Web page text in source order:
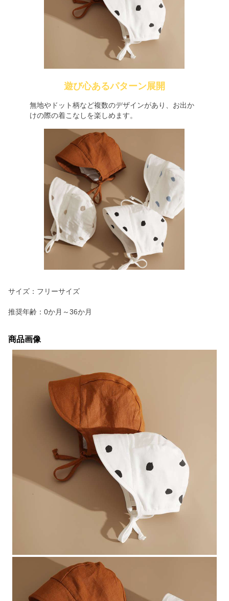
遊び心あるパターン展開
無地やドット柄など複数のデザインがあり、お出か
けの際の着こなしを楽しめます。
サイズ：フリーサイズ
推奨年齢：0か月～36か月
商品画像